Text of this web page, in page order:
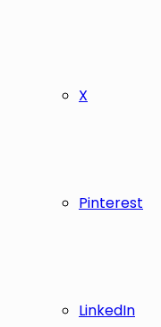
X
Pinterest
LinkedIn